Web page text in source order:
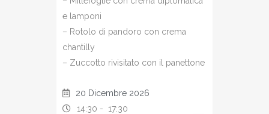
e lamponi
– Rotolo di pandoro con crema
chantilly
– Zuccotto rivisitato con il panettone
20 Dicembre 2026
14:30 - 17:30